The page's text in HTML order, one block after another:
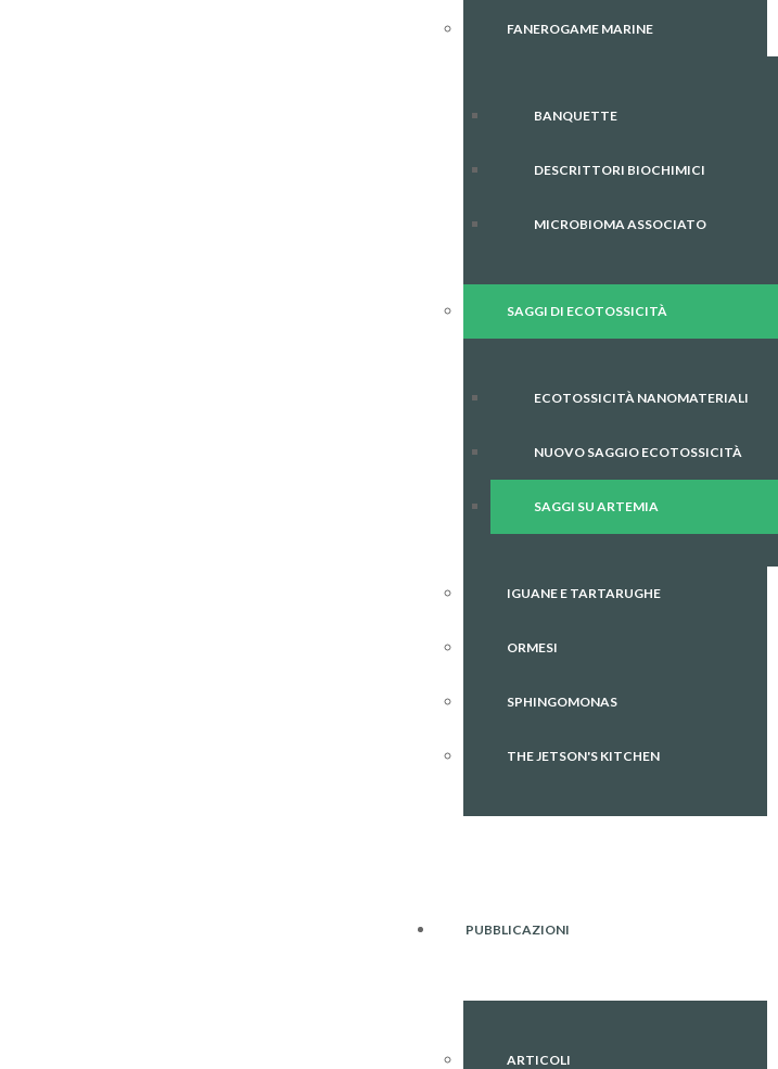
FANEROGAME MARINE
BANQUETTE
DESCRITTORI BIOCHIMICI
MICROBIOMA ASSOCIATO
SAGGI DI ECOTOSSICITÀ
ECOTOSSICITÀ NANOMATERIALI
NUOVO SAGGIO ECOTOSSICITÀ
SAGGI SU ARTEMIA
IGUANE E TARTARUGHE
ORMESI
SPHINGOMONAS
THE JETSON'S KITCHEN
PUBBLICAZIONI
ARTICOLI